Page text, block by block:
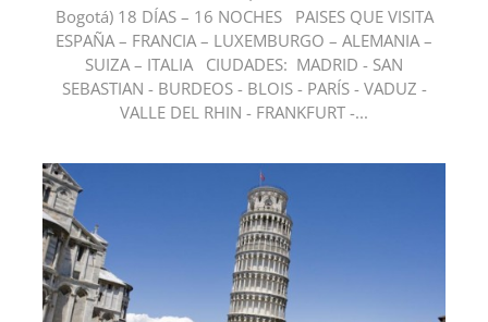
Bogotá) 18 DÍAS – 16 NOCHES PAISES QUE VISITA
ESPAÑA – FRANCIA – LUXEMBURGO – ALEMANIA –
SUIZA – ITALIA CIUDADES: MADRID - SAN
SEBASTIAN - BURDEOS - BLOIS - PARÍS - VADUZ -
VALLE DEL RHIN - FRANKFURT -...